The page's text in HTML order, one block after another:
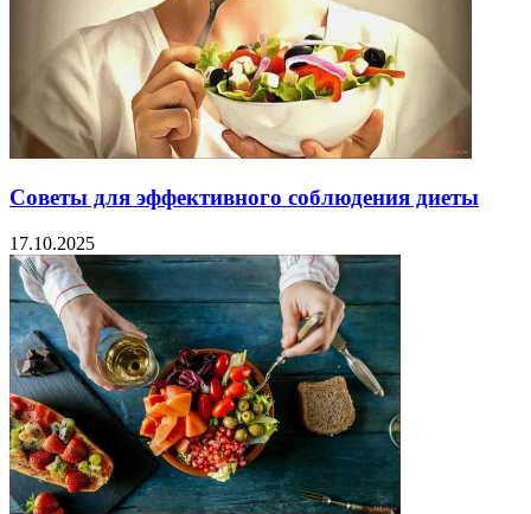
Советы для эффективного соблюдения диеты
17.10.2025